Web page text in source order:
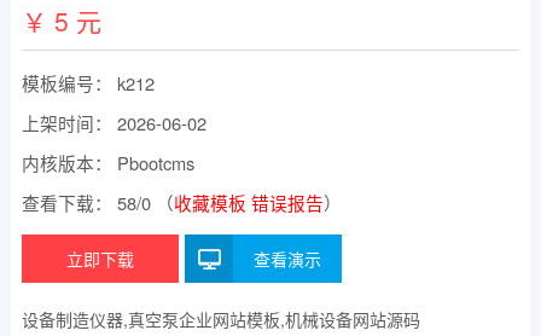
￥ 5 元
模板编号： k212
上架时间： 2026-06-02
内核版本： Pbootcms
查看下载： 58/0 （收藏模板 错误报告）
立即下载 查看演示
设备制造仪器,真空泵企业网站模板,机械设备网站源码